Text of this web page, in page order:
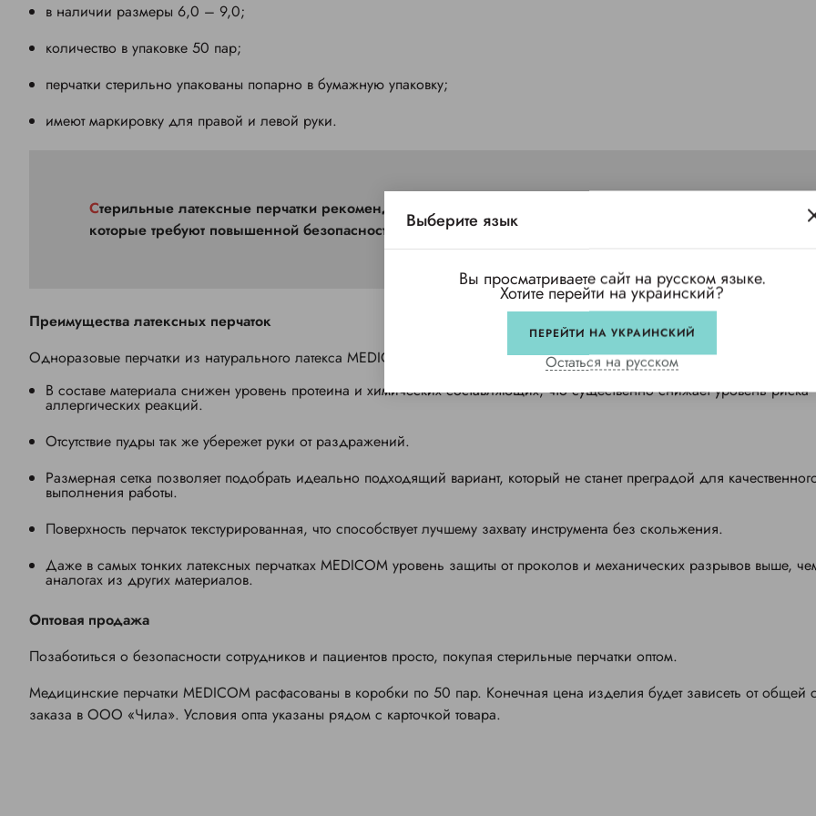
в наличии размеры 6,0 – 9,0;
количество в упаковке 50 пар;
перчатки стерильно упакованы попарно в бумажную упаковку;
имеют маркировку для правой и левой руки.
Стерильные латексные перчатки рекомендуется использовать при проведении медицинских процедур,
которые требуют повышенной безопасности.
Преимущества латексных перчаток
Одноразовые перчатки из натурального латекса MEDICOM
заслуженно получили широкую популярность:
В составе материала снижен уровень протеина и химических составляющих, что существенно снижает уровень риска
аллергических реакций.
Отсутствие пудры так же убережет руки от раздражений.
Размерная сетка позволяет подобрать идеально подходящий вариант, который не станет преградой для
выполнения работы.
Поверхность перчаток текстурированная, что способствует лучшему захвату инструмента без скольжения.
Даже в самых тонких латексных перчатках MEDICOM уровень защиты от проколов и механических разрывов выше,
аналогах из других материалов.
Оптовая продажа
Позаботиться о безопасности сотрудников и пациентов просто, покупая стерильные перчатки оптом.
Медицинские перчатки MEDICOM расфасованы в коробки по 50 пар. Конечная цена изделия будет зависеть от общей
заказа в ООО «Чила». Условия опта указаны рядом с карточкой товара.
Выберите язык
Вы просматриваете сайт на русском языке.
Хотите перейти на украинский?
ПЕРЕЙТИ НА УКРАИНСКИЙ
Остаться на русском